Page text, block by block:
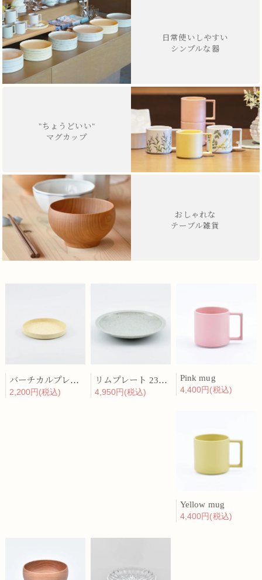
日常使いしやすい
シンプルな器
"ちょうどいい"
マグカップ
おしゃれな
テーブル雑貨
バーチカルプレート 15cm 化粧土
2,200円(税込)
リムプレート 23cm 呉須散
4,950円(税込)
Pink mug
4,400円(税込)
Yellow mug
4,400円(税込)